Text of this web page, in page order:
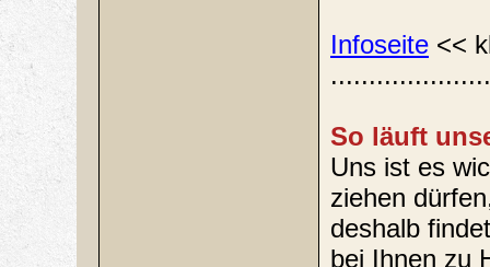
Infoseite <<
So läuft
Uns ist es
ziehen
deshalb
bei Ihnen zu